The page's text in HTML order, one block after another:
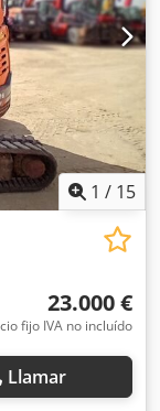
1 / 15
23.000 €
fijo IVA no incluído
Llamar